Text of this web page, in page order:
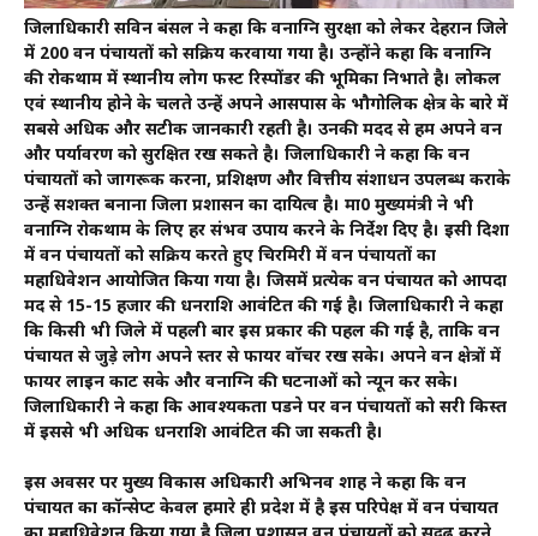
जिलाधिकारी सविन बंसल ने कहा कि वनाग्नि सुरक्षा को लेकर देहरादून जिले
में 200 वन पंचायतों को सक्रिय करवाया गया है। उन्होंने कहा कि वनाग्नि
की रोकथाम में स्थानीय लोग फस्ट रिस्पोंडर की भूमिका निभाते है। लोकल
एवं स्थानीय होने के चलते उन्हें अपने आसपास के भौगोलिक क्षेत्र के बारे में
सबसे अधिक और सटीक जानकारी रहती है। उनकी मदद से हम अपने वन
और पर्यावरण को सुरक्षित रख सकते है। जिलाधिकारी ने कहा कि वन
पंचायतों को जागरूक करना, प्रशिक्षण और वित्तीय संशाधन उपलब्ध कराके
उन्हें सशक्त बनाना जिला प्रशासन का दायित्व है। मा0 मुख्यमंत्री ने भी
वनाग्नि रोकथाम के लिए हर संभव उपाय करने के निर्देश दिए है। इसी दिशा
में वन पंचायतों को सक्रिय करते हुए चिरमिरी में वन पंचायतों का
महाधिवेशन आयोजित किया गया है। जिसमें प्रत्येक वन पंचायत को आपदा
मद से 15-15 हजार की धनराशि आवंटित की गई है। जिलाधिकारी ने कहा
कि किसी भी जिले में पहली बार इस प्रकार की पहल की गई है, ताकि वन
पंचायत से जुड़े लोग अपने स्तर से फायर वॉचर रख सके। अपने वन क्षेत्रों में
फायर लाइन काट सके और वनाग्नि की घटनाओं को न्यून कर सके।
जिलाधिकारी ने कहा कि आवश्यकता पडने पर वन पंचायतों को दूसरी किस्त
में इससे भी अधिक धनराशि आवंटित की जा सकती है।
इस अवसर पर मुख्य विकास अधिकारी अभिनव शाह ने कहा कि वन
पंचायत का कॉन्सेप्ट केवल हमारे ही प्रदेश में है इस परिपेक्ष में वन पंचायत